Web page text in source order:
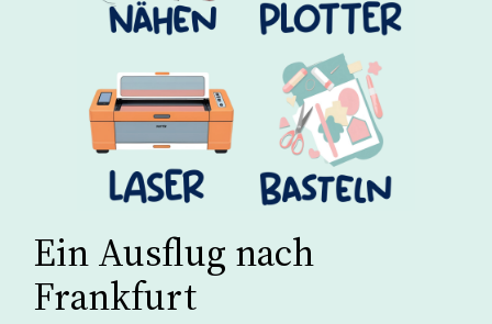
Ein Ausflug nach
Frankfurt